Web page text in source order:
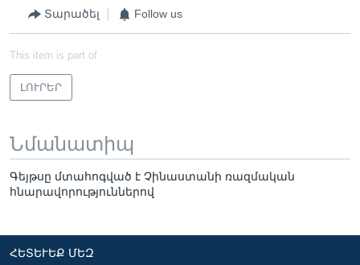
Տարածել Follow us
This item is part of
ԼՈՒՐԵՐ
Նմանատիպ
Գեյթսը մտահոգված է Չինաստանի ռազմական
հնարավորություններով
ՀԵՏԵՒԵՔ ՄԵԶ